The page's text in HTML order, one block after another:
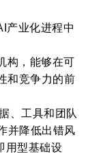
产业化进程中
构，能够在可
和竞争力的前
、工具和团队
并降低出错风
用型基础设